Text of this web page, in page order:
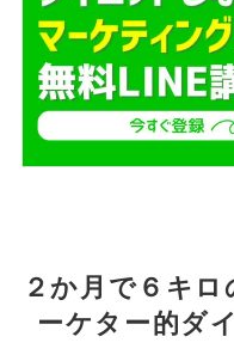
２か月で６キ
ーケター的ダ